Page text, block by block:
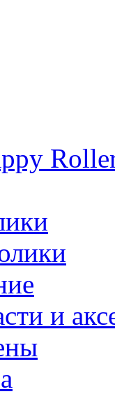
и